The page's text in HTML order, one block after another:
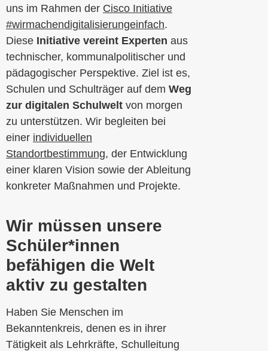
uns im Rahmen der Cisco Initiative
#wirmachendigitalisierungeinfach.
Diese Initiative vereint Experten aus
technischer, kommunalpolitischer und
pädagogischer Perspektive. Ziel ist es,
Schulen und Schulträger auf dem Weg
zur digitalen Schulwelt von morgen
zu unterstützen. Wir begleiten bei
einer individuellen
Standortbestimmung, der Entwicklung
einer klaren Vision sowie der Ableitung
konkreter Maßnahmen und Projekte.
Wir müssen unsere
Schüler*innen
befähigen die Welt
aktiv zu gestalten
Haben Sie Menschen im
Bekanntenkreis, denen es in ihrer
Tätigkeit als Lehrkräfte, Schulleitung